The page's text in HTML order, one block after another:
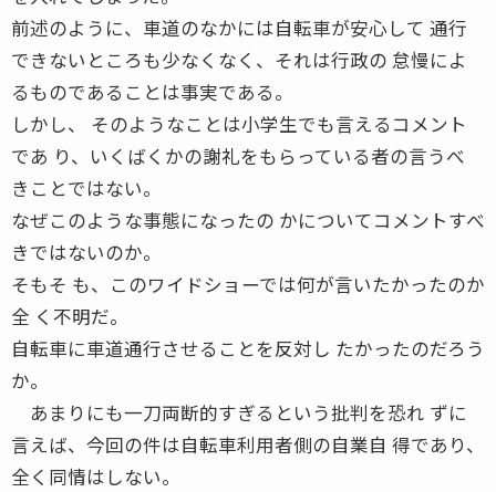
前述のように、車道のなかには自転車が安心して 通行
できないところも少なくなく、それは行政の 怠慢によ
るものであることは事実である。
しかし、 そのようなことは小学生でも言えるコメント
であ り、いくばくかの謝礼をもらっている者の言うべ
きことではない。
なぜこのような事態になったの かについてコメントすべ
きではないのか。
そもそ も、このワイドショーでは何が言いたかったのか
全 く不明だ。
自転車に車道通行させることを反対し たかったのだろう
か。
あまりにも一刀両断的すぎるという批判を恐れ ずに
言えば、今回の件は自転車利用者側の自業自 得であり、
全く同情はしない。